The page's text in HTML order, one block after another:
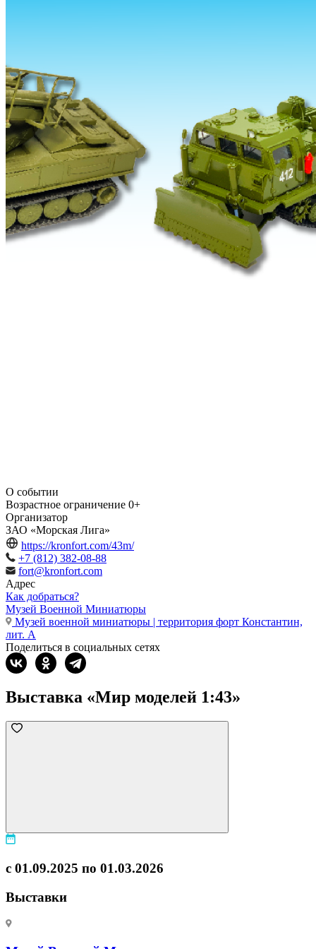
О событии
Возрастное ограничение 0+
Организатор
ЗАО «Морская Лига»
https://kronfort.com/43m/
+7 (812) 382-08-88
fort@kronfort.com
Адрес
Как добраться?
Музей Военной Миниатюры
Музей военной миниатюры | территория форт Константин,
лит. А
Поделиться в социальных сетях
Выставка «Мир моделей 1:43»
с 01.09.2025 по 01.03.2026
Выставки